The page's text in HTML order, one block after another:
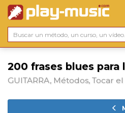
200 frases blues para
GUITARRA, Métodos, Tocar